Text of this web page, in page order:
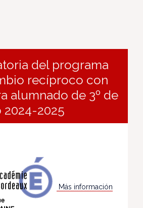
del programa
recíproco con
alumnado de 3º de
2024-2025
Más información